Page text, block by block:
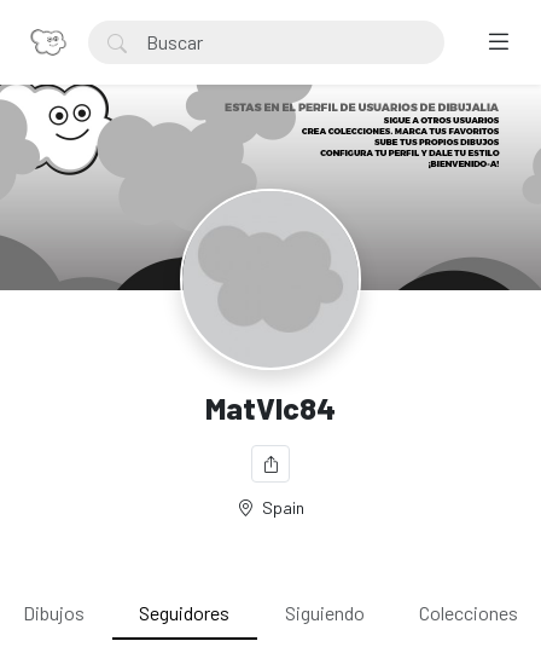
MatVlc84
Spain
Dibujos Seguidores Siguiendo Colecciones